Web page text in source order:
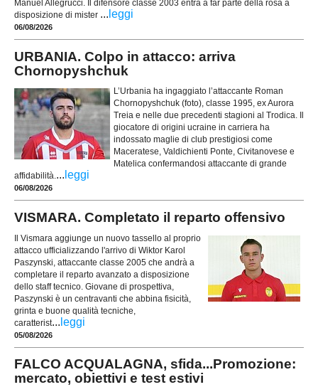
Manuel Allegrucci. Il difensore classe 2003 entra a far parte della rosa a
disposizione di mister ... leggi
06/08/2026
URBANIA. Colpo in attacco: arriva
Chornopyshchuk
L’Urbania ha ingaggiato l’attaccante Roman
Chornopyshchuk (foto), classe 1995, ex Aurora
Treia e nelle due precedenti stagioni al Trodica. Il
giocatore di origini ucraine in carriera ha
indossato maglie di club prestigiosi come
Maceratese, Valdichienti Ponte, Civitanovese e
Matelica confermandosi attaccante di grande
affidabilità.... leggi
06/08/2026
VISMARA. Completato il reparto offensivo
Il Vismara aggiunge un nuovo tassello al proprio
attacco ufficializzando l'arrivo di Wiktor Karol
Paszynski, attaccante classe 2005 che andrà a
completare il reparto avanzato a disposizione
dello staff tecnico. Giovane di prospettiva,
Paszynski è un centravanti che abbina fisicità,
grinta e buone qualità tecniche,
caratterist... leggi
05/08/2026
FALCO ACQUALAGNA, sfida...Promozione:
mercato, obiettivi e test estivi